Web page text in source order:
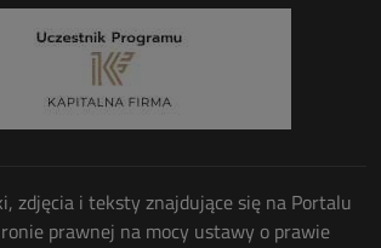
zdjęcia i teksty znajdujące się na Portalu
prawnej na mocy ustawy o prawie